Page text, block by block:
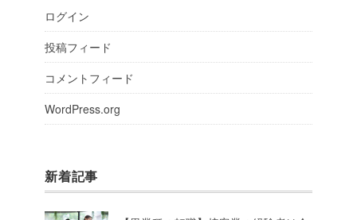
ログイン
投稿フィード
コメントフィード
WordPress.org
新着記事